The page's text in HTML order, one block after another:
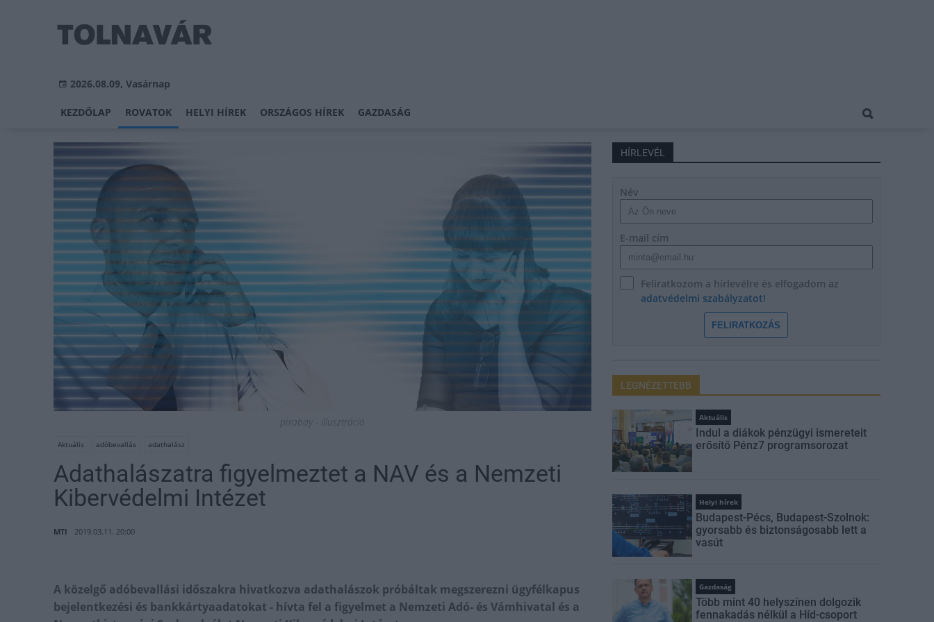
2026.08.09, Vasárnap
KEZDŐLAP ROVATOK HELYI HÍREK ORSZÁGOS HÍREK GAZDASÁG
pixabay - illusztráció
Aktuális adóbevallás adathalász
Adathalászatra figyelmeztet a NAV és a Nemzeti
Kibervédelmi Intézet
MTI 2019.03.11. 20:00
A közelgő adóbevallási időszakra hivatkozva adathalászok próbáltak megszerezni ügyfélkapus
bejelentkezési és bankkártyaadatokat - hívta fel a figyelmet a Nemzeti Adó- és Vámhivatal és a
HÍRLEVÉL
Név
E-mail cím
Feliratkozom a hírlevélre és elfogadom az
adatvédelmi szabályzatot!
FELIRATKOZÁS
LEGNÉZETTEBB
Aktuális
Indul a diákok pénzügyi ismereteit
erősítő Pénz7 programsorozat
Helyi hírek
Budapest-Pécs, Budapest-Szolnok:
gyorsabb és biztonságosabb lett a
vasút
Gazdaság
Több mint 40 helyszínen dolgozik
fennakadás nélkül a Híd-csoport